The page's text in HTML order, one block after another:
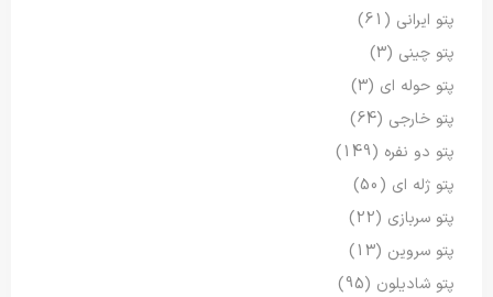
پتو ایرانی (61)
پتو چینی (3)
پتو حوله ای (3)
پتو خارجی (64)
پتو دو نفره (149)
پتو ژله ای (50)
پتو سربازی (22)
پتو سروین (13)
پتو شادیلون (95)